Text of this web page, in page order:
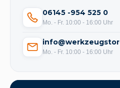
06145 -954 525 0
Mo. - Fr. 10:00 - 16:00 Uhr
Mo. - Fr. 10:00 - 16:00 Uhr